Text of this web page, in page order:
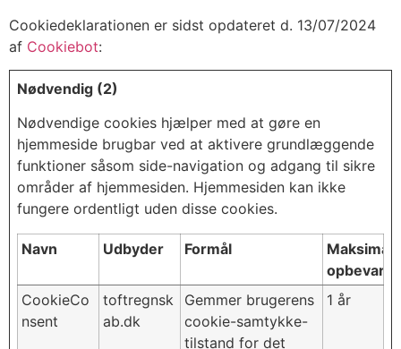
Cookiedeklarationen er sidst opdateret d. 13/07/2024
af Cookiebot:
Nødvendig (2)
Nødvendige cookies hjælper med at gøre en
hjemmeside brugbar ved at aktivere grundlæggende
funktioner såsom side-navigation og adgang til sikre
områder af hjemmesiden. Hjemmesiden kan ikke
fungere ordentligt uden disse cookies.
Navn Udbyder Formål
Maksimal
CookieCo
nsent
toftregnsk
ab.dk
Gemmer brugerens
cookie-samtykke-
tilstand for det
1 år